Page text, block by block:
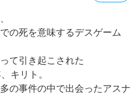
の死を意味するデスゲーム
て引き起こされた
キリト。
の事件の中で出会ったアスナ